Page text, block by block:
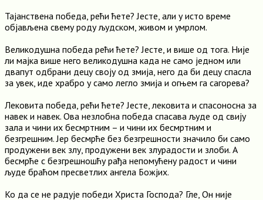
Тајанствена победа, рећи ћете? Јесте, али у исто време
објављена свему роду људском, живом и умрлом.
Великодушна победа рећи ћете? Јесте, и више од тога. Није
ли мајка више него великодушна када не само једном или
двапут одбрани децу своју од змија, него да би децу спасла
за увек, иде храбро у само легло змија и огњем га сагорева?
Лековита победа, рећи ћете? Јесте, лековита и спасоносна за
навек и навек. Ова незлобна победа спасава људе од свију
зала и чини их бесмртним – и чини их бесмртним и
безгрешним. Јер бесмрће без безгрешности значило би само
продужени век злу, продужени век злурадости и злоби. А
бесмрће с безгрешношћу рађа непомућену радост и чини
људе браћом пресветлих ангела Божјих.
Ко да се не радује победи Христа Господа? Гле, Он није